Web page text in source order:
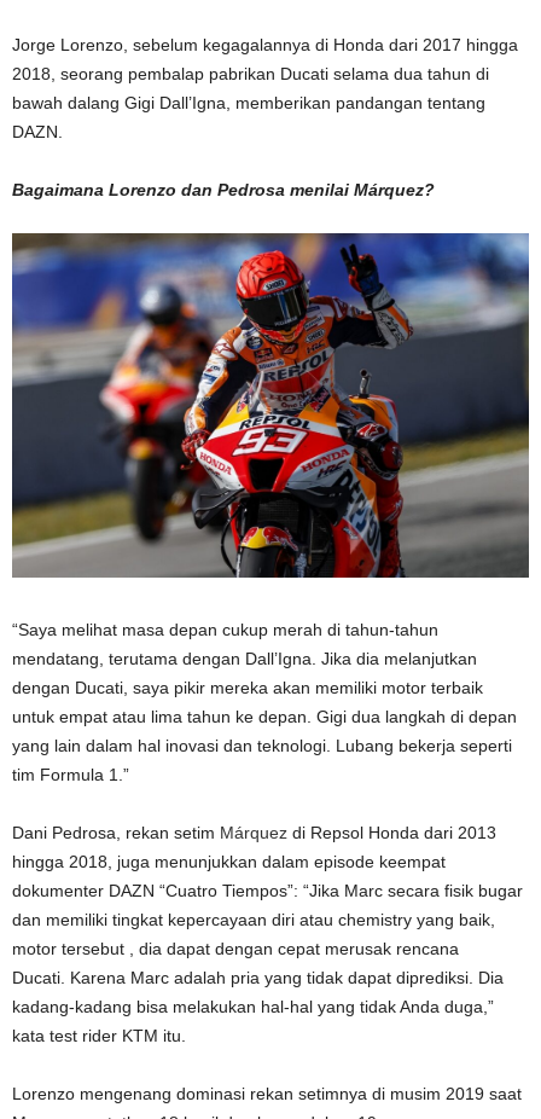
Jorge Lorenzo, sebelum kegagalannya di Honda dari 2017 hingga
2018, seorang pembalap pabrikan Ducati selama dua tahun di
bawah dalang Gigi Dall’Igna, memberikan pandangan tentang
DAZN.
Bagaimana Lorenzo dan Pedrosa menilai Márquez?
“Saya melihat masa depan cukup merah di tahun-tahun
mendatang, terutama dengan Dall’Igna. Jika dia melanjutkan
dengan Ducati, saya pikir mereka akan memiliki motor terbaik
untuk empat atau lima tahun ke depan. Gigi dua langkah di depan
yang lain dalam hal inovasi dan teknologi. Lubang bekerja seperti
tim Formula 1.”
Dani Pedrosa, rekan setim Márquez di Repsol Honda dari 2013
hingga 2018, juga menunjukkan dalam episode keempat
dokumenter DAZN “Cuatro Tiempos”: “Jika Marc secara fisik bugar
dan memiliki tingkat kepercayaan diri atau chemistry yang baik,
motor tersebut , dia dapat dengan cepat merusak rencana
Ducati. Karena Marc adalah pria yang tidak dapat diprediksi. Dia
kadang-kadang bisa melakukan hal-hal yang tidak Anda duga,”
kata test rider KTM itu.
Lorenzo mengenang dominasi rekan setimnya di musim 2019 saat